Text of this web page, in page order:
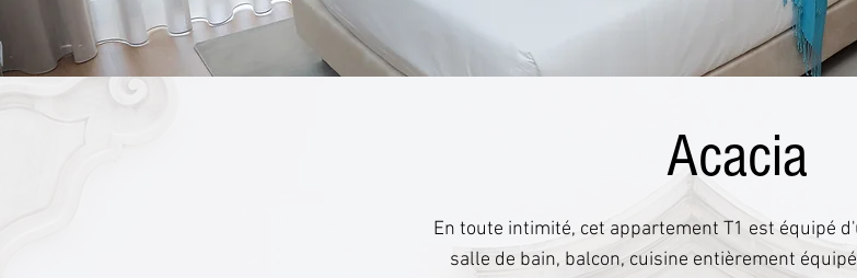
Acacia
En toute intimité, cet appartement T1 est équipé
salle de bain, balcon, cuisine entièrement